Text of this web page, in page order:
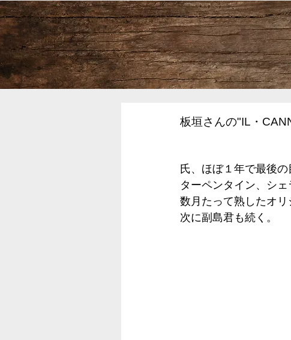
板垣さんの"IL・
氏、ほぼ１年で最後
ターペンタイン、シ
数月たって熟したオリ
次に副島君も続く。